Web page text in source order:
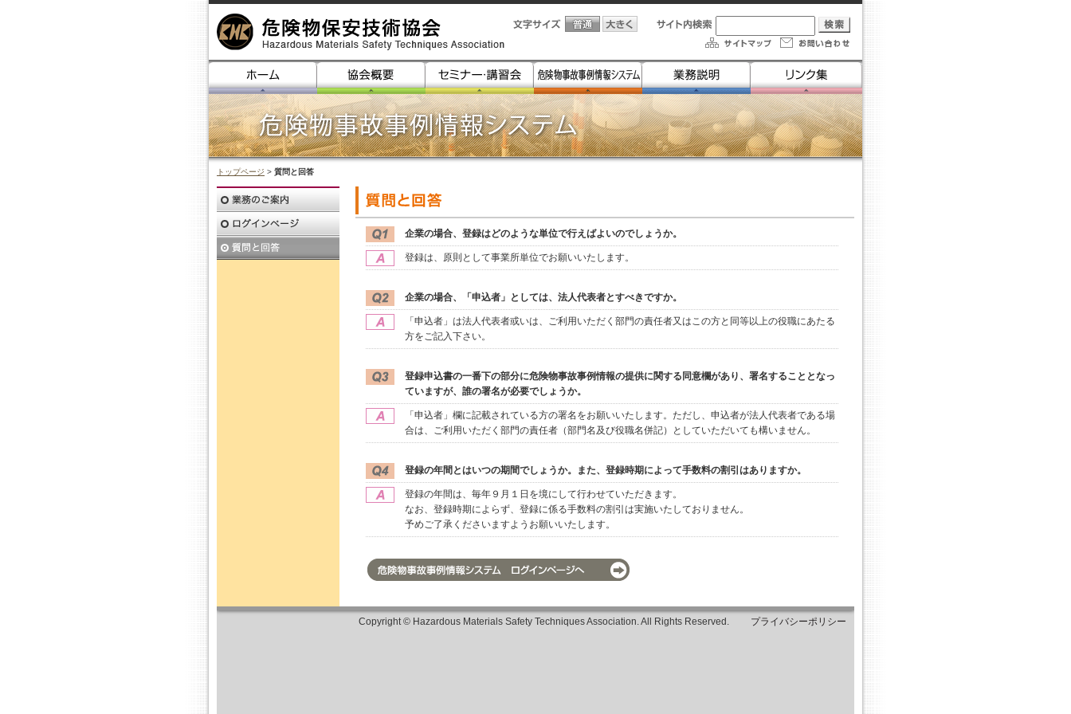
トップページ > 質問と回答
企業の場合、登録はどのような単位で行えばよいのでしょうか。
登録は、原則として事業所単位でお願いいたします。
企業の場合、「申込者」としては、法人代表者とすべきですか。
「申込者」は法人代表者或いは、ご利用いただく部門の責任者又はこの方と同等以上の役職にあたる
方をご記入下さい。
登録申込書の一番下の部分に危険物事故事例情報の提供に関する同意欄があり、署名することとなっ
ていますが、誰の署名が必要でしょうか。
「申込者」欄に記載されている方の署名をお願いいたします。ただし、申込者が法人代表者である場
合は、ご利用いただく部門の責任者（部門名及び役職名併記）としていただいても構いません。
登録の年間とはいつの期間でしょうか。また、登録時期によって手数料の割引はありますか。
登録の年間は、毎年９月１日を境にして行わせていただきます。
なお、登録時期によらず、登録に係る手数料の割引は実施いたしておりません。
予めご了承くださいますようお願いいたします。
Copyright © Hazardous Materials Safety Techniques Association. All Rights Reserved. プライバシーポリシー